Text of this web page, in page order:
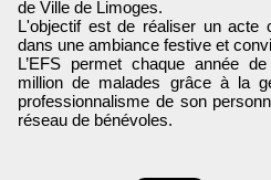
de Ville de Limoges.
L'objectif est de réaliser un acte
dans une ambiance festive et
L’EFS permet chaque année
million de malades grâce à la
professionnalisme de son
réseau de bénévoles.